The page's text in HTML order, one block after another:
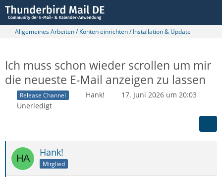
Allgemeines Arbeiten / Konten einrichten / Installation & Update
Ich muss schon wieder scrollen um mir
die neueste E-Mail anzeigen zu lassen
Release Channel Hank!
17. Juni 2026 um 20:03
Unerledigt
Hank!
Mitglied